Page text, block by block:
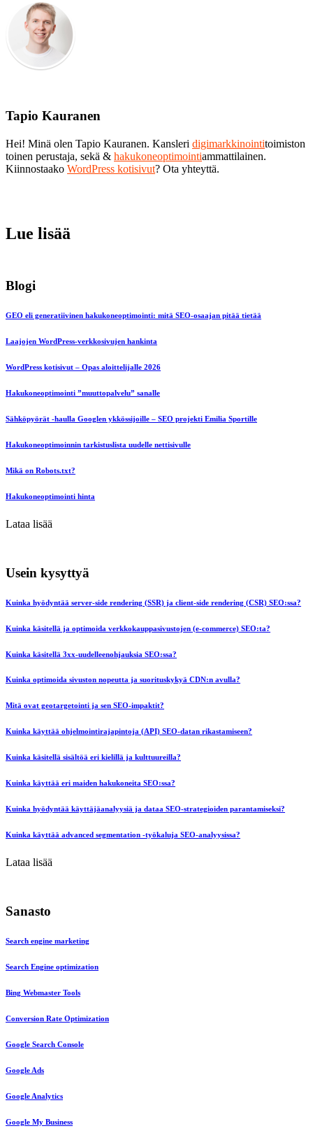
Tapio Kauranen
Hei! Minä olen Tapio Kauranen. Kansleri digimarkkinointitoimiston
toinen perustaja, sekä & hakukoneoptimointiammattilainen.
Kiinnostaako WordPress kotisivut? Ota yhteyttä.
Lue lisää
Blogi
GEO eli generatiivinen hakukoneoptimointi: mitä SEO-osaajan pitää tietää
Laajojen WordPress-verkkosivujen hankinta
WordPress kotisivut – Opas aloittelijalle 2026
Hakukoneoptimointi ”muuttopalvelu” sanalle
Sähköpyörät -haulla Googlen ykkössijoille – SEO projekti Emilia Sportille
Hakukoneoptimoinnin tarkistuslista uudelle nettisivulle
Mikä on Robots.txt?
Hakukoneoptimointi hinta
Lataa lisää
Usein kysyttyä
Kuinka hyödyntää server-side rendering (SSR) ja client-side rendering (CSR) SEO:ssa?
Kuinka käsitellä ja optimoida verkkokauppasivustojen (e-commerce) SEO:ta?
Kuinka käsitellä 3xx-uudelleenohjauksia SEO:ssa?
Kuinka optimoida sivuston nopeutta ja suorituskykyä CDN:n avulla?
Mitä ovat geotargetointi ja sen SEO-impaktit?
Kuinka käyttää ohjelmointirajapintoja (API) SEO-datan rikastamiseen?
Kuinka käsitellä sisältöä eri kielillä ja kulttuureilla?
Kuinka käyttää eri maiden hakukoneita SEO:ssa?
Kuinka hyödyntää käyttäjäanalyysiä ja dataa SEO-strategioiden parantamiseksi?
Kuinka käyttää advanced segmentation -työkaluja SEO-analyysissa?
Lataa lisää
Sanasto
Search engine marketing
Search Engine optimization
Bing Webmaster Tools
Conversion Rate Optimization
Google Search Console
Google Ads
Google Analytics
Google My Business